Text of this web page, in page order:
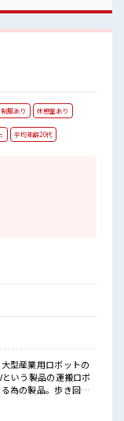
由♪ 派手過ぎなければ
制服あり 休憩室あり
平均年齢20代
ょう！
型産業用ロボットの
いう製品の運搬ロボ
為の製品。歩き回る
大きさは、拳より少